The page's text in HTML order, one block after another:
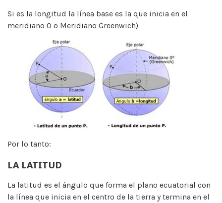
Si es la longitud la línea base es la que inicia en el
meridiano 0 o Meridiano Greenwich)
Por lo tanto:
LA LATITUD
La latitud es el ángulo que forma el plano ecuatorial con
la línea que inicia en el centro de la tierra y termina en el